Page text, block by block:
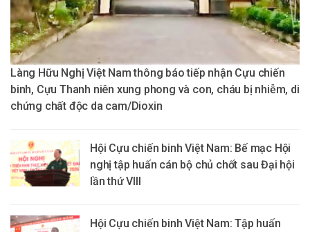
Làng Hữu Nghị Việt Nam thông báo tiếp nhận Cựu chiến
binh, Cựu Thanh niên xung phong và con, cháu bị nhiễm, di
chứng chất độc da cam/Dioxin
Hội Cựu chiến binh Việt Nam: Bế mạc Hội
nghị tập huấn cán bộ chủ chốt sau Đại hội
lần thứ VIII
Hội Cựu chiến binh Việt Nam: Tập huấn